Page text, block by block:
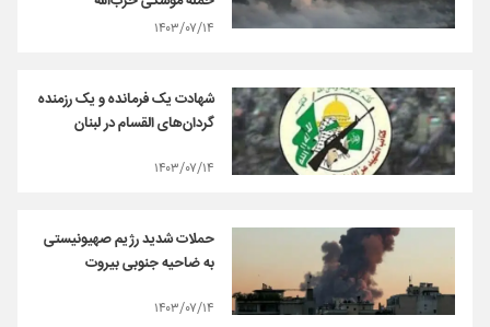
۱۴۰۳/۰۷/۱۴
شهادت یک فرمانده و یک رزمنده
گردان‌های القسام در لبنان
۱۴۰۳/۰۷/۱۴
حملات شدید رژیم صهیونیستی
به ضاحیه جنوبی بیروت
۱۴۰۳/۰۷/۱۴